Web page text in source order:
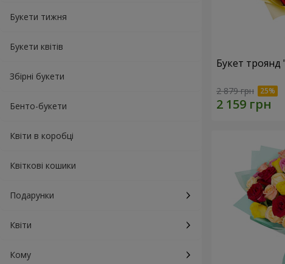
Букети тижня
Букети квітів
Збірні букети
Бенто-букети
Квіти в коробці
Квіткові кошики
Подарунки
Квіти
Кому
Букет троянд
2 879 грн